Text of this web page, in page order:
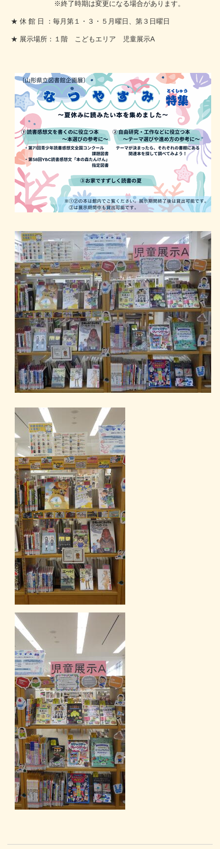
※終了時期は変更になる場合があります。
★ 休 館 日 ：毎月第１・３・５月曜日、第３日曜日
★ 展示場所：１階 こどもエリア 児童展示A